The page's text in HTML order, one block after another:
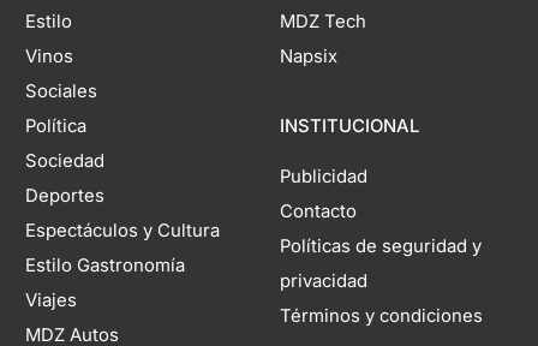
Estilo
Vinos
Sociales
Política
Sociedad
Deportes
Espectáculos y Cultura
Estilo Gastronomía
Viajes
MDZ Autos
MDZ Tech
Napsix
INSTITUCIONAL
Publicidad
Contacto
Políticas de seguridad y
privacidad
Términos y condiciones